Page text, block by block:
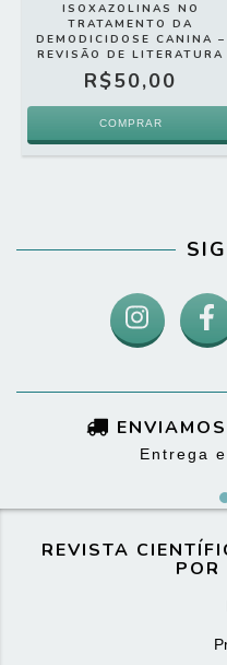
ISOXAZOLINAS NO
TRATAMENTO DA
DEMODICIDOSE CANINA –
REVISÃO DE LITERATURA
R$50,00
Entrega
REVISTA
POR